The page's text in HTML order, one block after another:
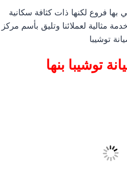
فروع لكنها ذات كثافة سكانية
مثالية لعملائنا وتليق بأسم مركز
توشيبا
توشيبا بنها